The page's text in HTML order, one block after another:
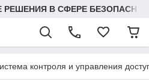
РЕШЕНИЯ В СФЕРЕ
контроля и управления